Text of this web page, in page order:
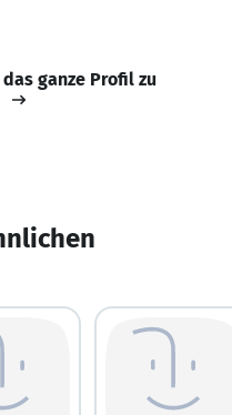
ganze Profil zu